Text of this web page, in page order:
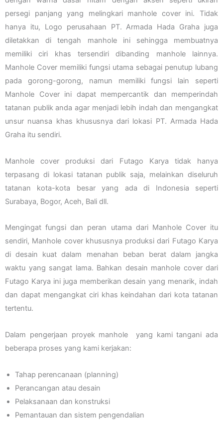
persegi panjang yang melingkari manhole cover ini. Tidak
hanya itu, Logo perusahaan PT. Armada Hada Graha juga
diletakkan di tengah manhole ini sehingga membuatnya
memiliki ciri khas tersendiri dibanding manhole lainnya.
Manhole Cover memiliki fungsi utama sebagai penutup lubang
pada gorong-gorong, namun memiliki fungsi lain seperti
Manhole Cover ini dapat mempercantik dan memperindah
tatanan publik anda agar menjadi lebih indah dan mengangkat
unsur nuansa khas khususnya dari lokasi PT. Armada Hada
Graha itu sendiri.
Manhole cover produksi dari Futago Karya tidak hanya
terpasang di lokasi tatanan publik saja, melainkan diseluruh
tatanan kota-kota besar yang ada di Indonesia seperti
Surabaya, Bogor, Aceh, Bali dll.
Mengingat fungsi dan peran utama dari Manhole Cover itu
sendiri, Manhole cover khususnya produksi dari Futago Karya
di desain kuat dalam menahan beban berat dalam jangka
waktu yang sangat lama. Bahkan desain manhole cover dari
Futago Karya ini juga memberikan desain yang menarik, indah
dan dapat mengangkat ciri khas keindahan dari kota tatanan
tertentu.
Dalam pengerjaan proyek manhole yang kami tangani ada
beberapa proses yang kami kerjakan:
Tahap perencanaan (planning)
Perancangan atau desain
Pelaksanaan dan konstruksi
Pemantauan dan sistem pengendalian